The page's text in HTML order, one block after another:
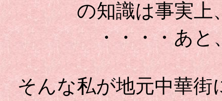
の知識は事実上
・・・・あ
そんな私が地元中華